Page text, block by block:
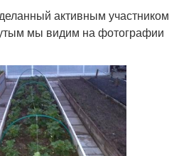
активным участником
мы видим на фотографии